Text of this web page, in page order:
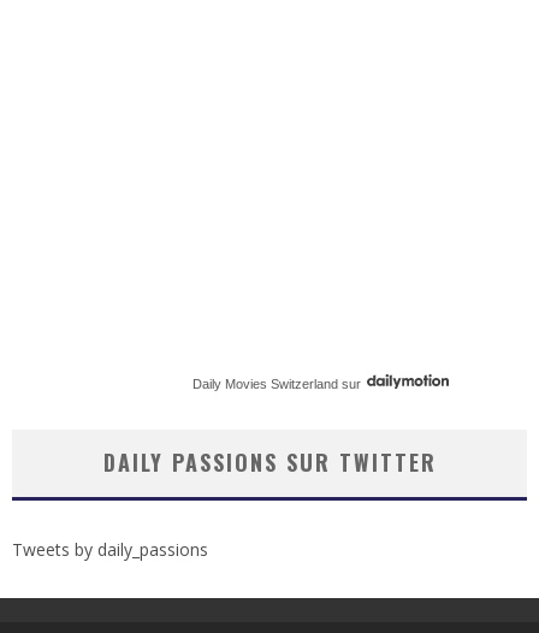
Daily Movies Switzerland sur
DAILY PASSIONS SUR TWITTER
Tweets by daily_passions